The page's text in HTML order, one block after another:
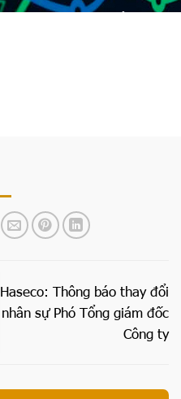
Haseco: Thông báo thay đổi
nhân sự Phó Tổng giám đốc
Công ty